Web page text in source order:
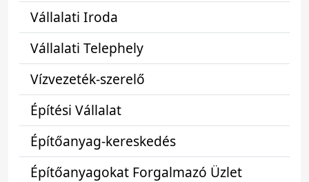
Vállalati Iroda
Vállalati Telephely
Vízvezeték-szerelő
Építési Vállalat
Építőanyag-kereskedés
Építőanyagokat Forgalmazó Üzlet